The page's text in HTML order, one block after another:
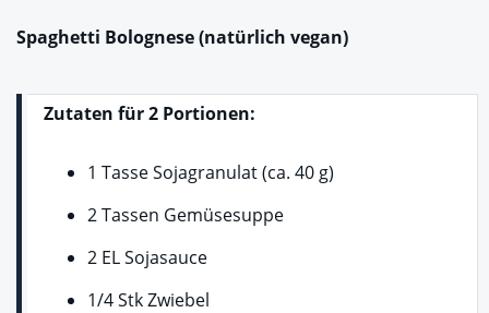
Spaghetti Bolognese (natürlich vegan)
Zutaten für 2 Portionen:
1 Tasse Sojagranulat (ca. 40 g)
2 Tassen Gemüsesuppe
2 EL Sojasauce
1/4 Stk Zwiebel